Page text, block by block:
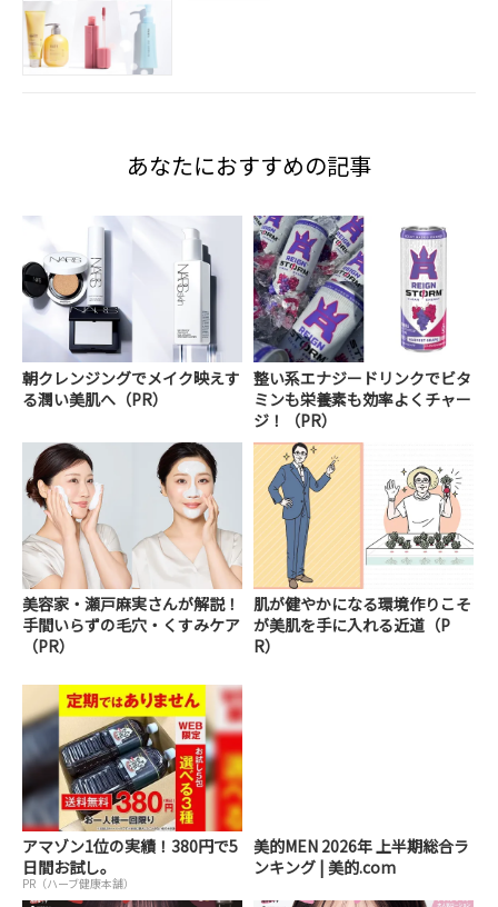
あなたにおすすめの記事
朝クレンジングでメイク映えす
る潤い美肌へ（PR）
整い系エナジードリンクでビタ
ミンも栄養素も効率よくチャー
ジ！（PR）
美容家・瀬戸麻実さんが解説！
手間いらずの毛穴・くすみケア
（PR）
肌が健やかになる環境作りこそ
が美肌を手に入れる近道（P
R）
アマゾン1位の実績！380円で5
日間お試し。
PR（ハーブ健康本舗）
美的MEN 2026年 上半期総合ラ
ンキング | 美的.com